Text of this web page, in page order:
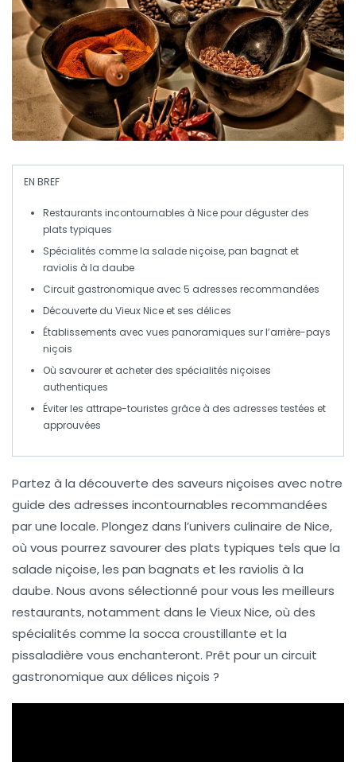
EN BREF
Restaurants incontournables à Nice pour déguster des
plats typiques
Spécialités comme la salade niçoise,pan bagnat et
raviolis à la daube
Circuit gastronomique avec 5 adresses recommandées
Découverte du Vieux Nice et ses délices
Établissements avec vues panoramiques sur l’arrière-pays
niçois
Où savourer et acheter des spécialités niçoises
authentiques
Éviter les attrape-touristes grâce à des adresses testées et
approuvées
Partez à la découverte des saveurs niçoises avec notre
guide des adresses incontournables recommandées
par une locale. Plongez dans l’univers culinaire de Nice,
où vous pourrez savourer des plats typiques tels que la
salade niçoise, les pan bagnats et les raviolis à la
daube. Nous avons sélectionné pour vous les meilleurs
restaurants, notamment dans le Vieux Nice, où des
spécialités comme la socca croustillante et la
pissaladière vous enchanteront. Prêt pour un circuit
gastronomique auxdélices niçois ?